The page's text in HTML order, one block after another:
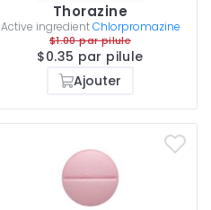
Thorazine
Active ingredient Chlorpromazine
$1.00 par pilule
$0.35 par pilule
Ajouter